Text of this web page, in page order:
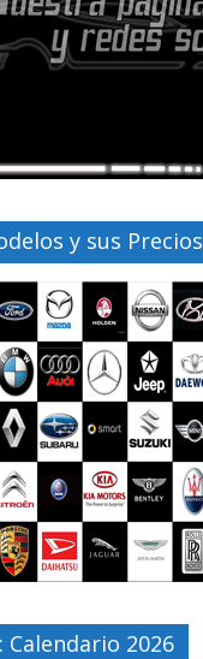
y sus Precios
Calendario 2026